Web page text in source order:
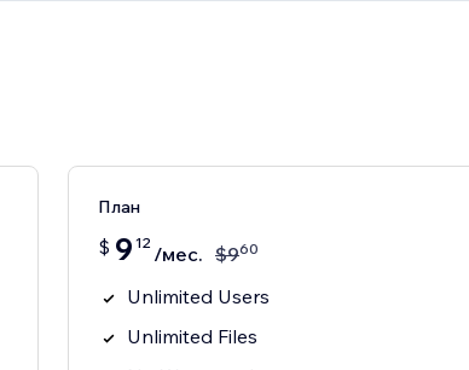
План
$ 9 12 /мес. $960
Unlimited Users
Unlimited Files